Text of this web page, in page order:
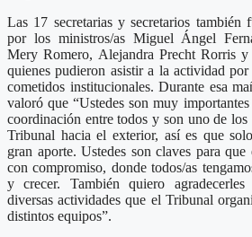
Las 17 secretarias y secretarios también
por los ministros/as Miguel Ángel
Mery Romero, Alejandra Precht Rorris
quienes pudieron asistir a la actividad
cometidos institucionales. Durante esa
valoró que “Ustedes son muy
coordinación entre todos y son uno de
Tribunal hacia el exterior, así es que
gran aporte. Ustedes son claves para
con compromiso, donde todos/as
y crecer. También quiero
diversas actividades que el Tribunal
distintos equipos”.